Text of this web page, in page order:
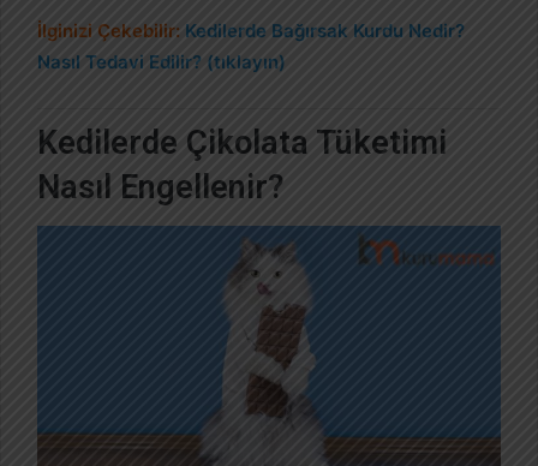
İlginizi Çekebilir: Kedilerde Bağırsak Kurdu Nedir?
Nasıl Tedavi Edilir? (tıklayın)
Kedilerde Çikolata Tüketimi
Nasıl Engellenir?